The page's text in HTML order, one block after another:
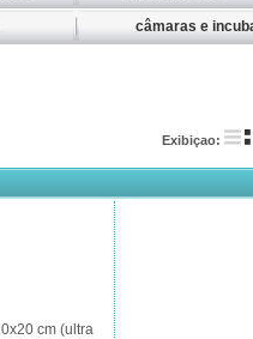
câmaras e
Exibiçao:
cm (ultra